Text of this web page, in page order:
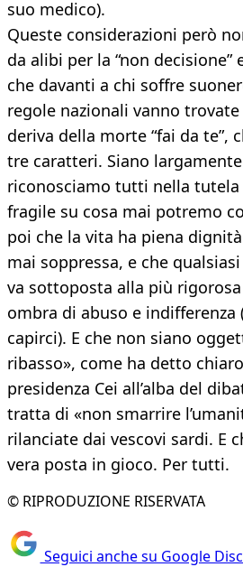
suo medico).
Queste considerazioni però
da alibi per la “non decisione”
che davanti a chi soffre
regole nazionali vanno
deriva della morte “fai da te”,
tre caratteri. Siano
riconosciamo tutti nella tutela
fragile su cosa mai potremo
poi che la vita ha piena
mai soppressa, e che
va sottoposta alla più
ombra di abuso e indifferenza
capirci). E che non siano
ribasso», come ha detto
presidenza Cei all’alba del
tratta di «non smarrire
rilanciate dai vescovi sardi. E
vera posta in gioco. Per tutti.
© RIPRODUZIONE RISERVATA
Seguici anche su Google